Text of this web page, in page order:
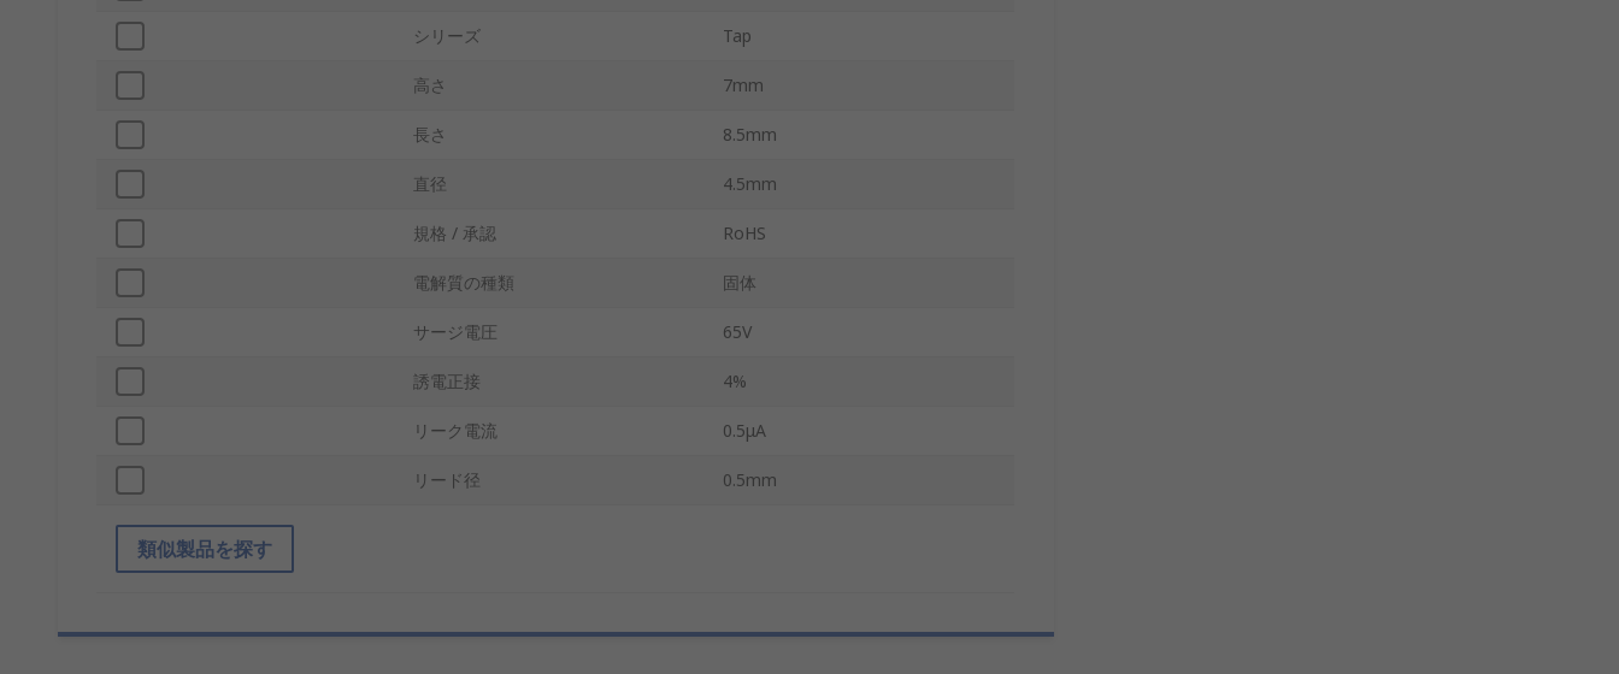
シリーズ Tap
高さ 7mm
長さ 8.5mm
直径 4.5mm
規格 / 承認 RoHS
電解質の種類 固体
サージ電圧 65V
誘電正接 4%
リーク電流 0.5μA
リード径 0.5mm
類似製品を探す